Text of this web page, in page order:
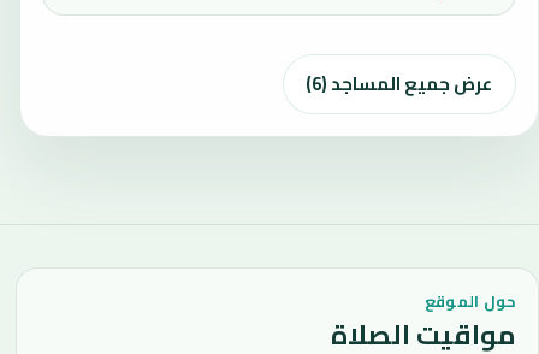
عرض جميع المساجد (6)
حول الموقع
مواقيت الصلاة